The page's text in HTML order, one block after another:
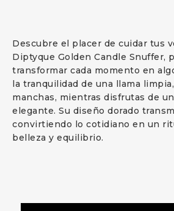
Descubre el placer de cuidar tus
Diptyque Golden Candle Snuffer,
transformar cada momento en
la tranquilidad de una llama
manchas, mientras disfrutas de
elegante. Su diseño dorado
convirtiendo lo cotidiano en un
belleza y equilibrio.